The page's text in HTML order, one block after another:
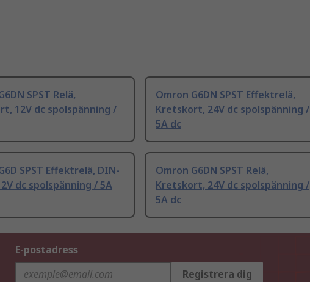
SPST Relä,
12V dc spolspänning /
Omron G6DN SPST Effektrelä,
Kretskort, 24V dc spolspänning /
5A dc
SPST Effektrelä, DIN-
dc spolspänning / 5A
Omron G6DN SPST Relä,
Kretskort, 24V dc spolspänning /
5A dc
E-postadress
Registrera dig